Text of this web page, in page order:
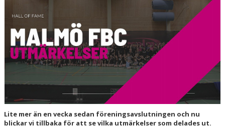
HALL OF FAME
Lite mer än en vecka sedan föreningsavslutningen och nu
blickar vi tillbaka för att se vilka utmärkelser som delades ut.